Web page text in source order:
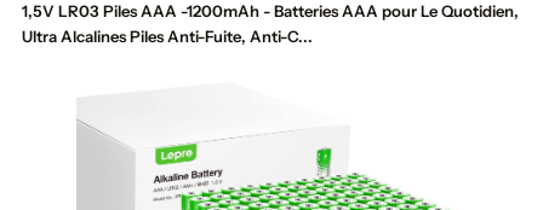
1,5V LR03 Piles AAA -1200mAh - Batteries AAA pour Le Quotidien,
Ultra Alcalines Piles Anti-Fuite, Anti-C...